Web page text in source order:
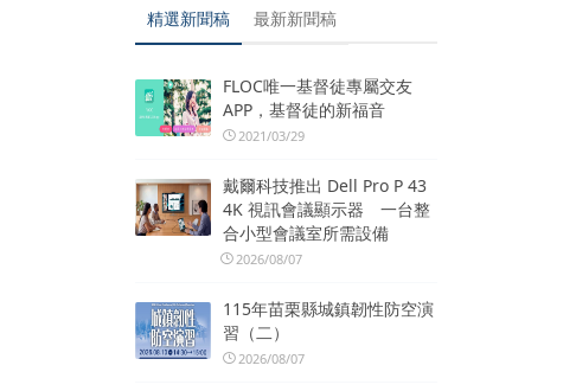
精選新聞稿 最新新聞稿
FLOC唯一基督徒專屬交友
APP，基督徒的新福音
2021/03/29
戴爾科技推出 Dell Pro P 43
4K 視訊會議顯示器 一台整
合小型會議室所需設備
2026/08/07
115年苗栗縣城鎮韌性防空演
習（二）
2026/08/07